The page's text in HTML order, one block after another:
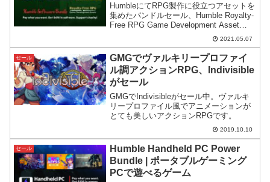
HumbleにてRPG製作に役立つアセットを
集めたバンドルセール、Humble Royalty-
Free RPG Game Development Asset
Bundleがスタート。オリジナルのゲーム
制作に役立つアイテムが収録されていま
す。
2021.05.07
セール
GMGでヴァルキリープロファイ
ル調アクションRPG、Indivisible
がセール
GMGでIndivisibleがセール中。ヴァルキ
リープロファイル風でアニメーションが
とても美しいアクションRPGです。
2019.10.10
セール
Humble Handheld PC Power
Bundle | ポータブルゲーミング
PCで遊べるゲーム